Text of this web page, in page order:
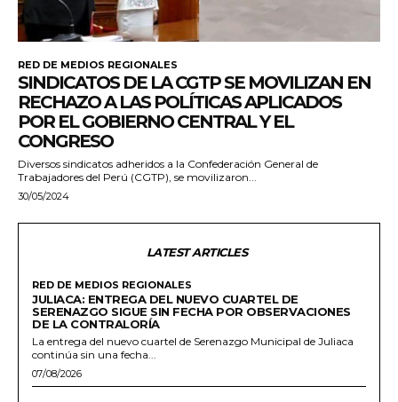
RED DE MEDIOS REGIONALES
SINDICATOS DE LA CGTP SE MOVILIZAN EN
RECHAZO A LAS POLÍTICAS APLICADOS
POR EL GOBIERNO CENTRAL Y EL
CONGRESO
Diversos sindicatos adheridos a la Confederación General de
Trabajadores del Perú (CGTP), se movilizaron...
30/05/2024
LATEST ARTICLES
RED DE MEDIOS REGIONALES
JULIACA: ENTREGA DEL NUEVO CUARTEL DE
SERENAZGO SIGUE SIN FECHA POR OBSERVACIONES
DE LA CONTRALORÍA
La entrega del nuevo cuartel de Serenazgo Municipal de Juliaca
continúa sin una fecha...
07/08/2026